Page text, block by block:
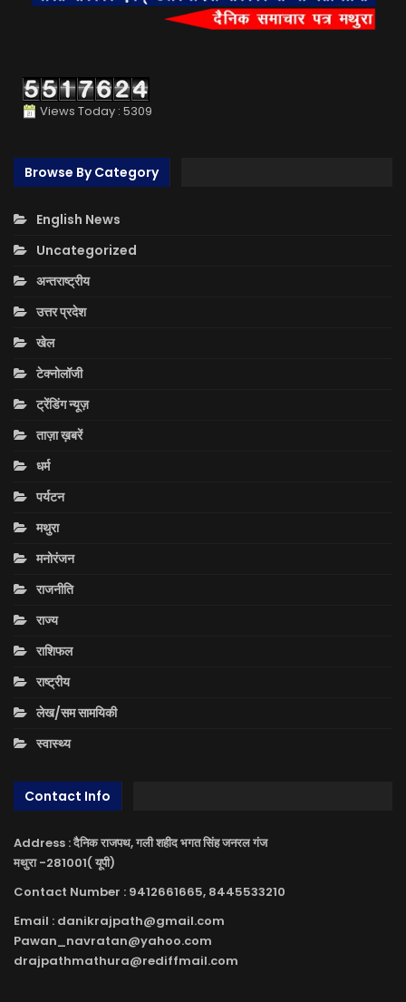
Views Today : 5309
Browse By Category
English News
Uncategorized
अन्तराष्ट्रीय
उत्तर प्रदेश
खेल
टेक्नोलॉजी
ट्रेंडिंग न्यूज़
ताज़ा ख़बरें
धर्म
पर्यटन
मथुरा
मनोरंजन
राजनीति
राज्य
राशिफल
राष्ट्रीय
लेख/सम सामयिकी
स्वास्थ्य
Contact Info
Address : दैनिक राजपथ, गली शहीद भगत सिंह जनरल गंज
मथुरा -281001( यूपी)
Contact Number : 9412661665, 8445533210
Email : danikrajpath@gmail.com
Pawan_navratan@yahoo.com
drajpathmathura@rediffmail.com